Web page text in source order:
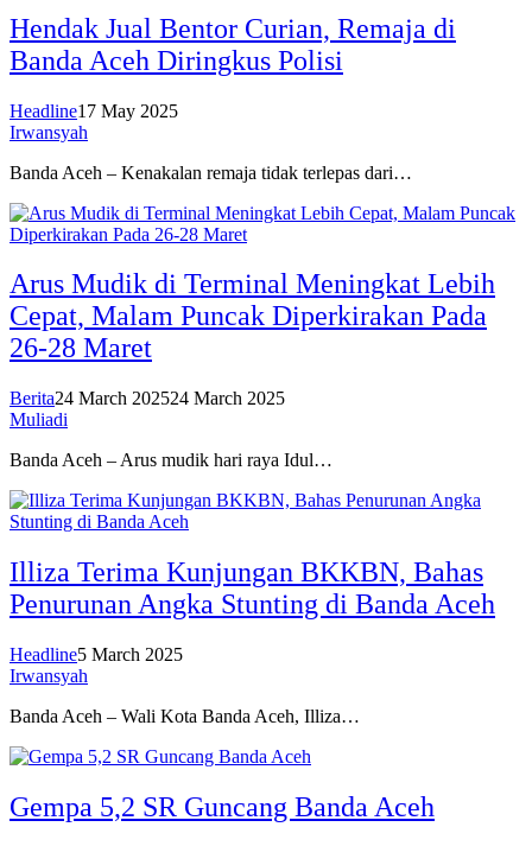
Hendak Jual Bentor Curian, Remaja di
Banda Aceh Diringkus Polisi
Headline17 May 2025
Irwansyah
Banda Aceh – Kenakalan remaja tidak terlepas dari…
Arus Mudik di Terminal Meningkat Lebih
Cepat, Malam Puncak Diperkirakan Pada
26-28 Maret
Berita24 March 202524 March 2025
Muliadi
Banda Aceh – Arus mudik hari raya Idul…
Illiza Terima Kunjungan BKKBN, Bahas
Penurunan Angka Stunting di Banda Aceh
Headline5 March 2025
Irwansyah
Banda Aceh – Wali Kota Banda Aceh, Illiza…
Gempa 5,2 SR Guncang Banda Aceh